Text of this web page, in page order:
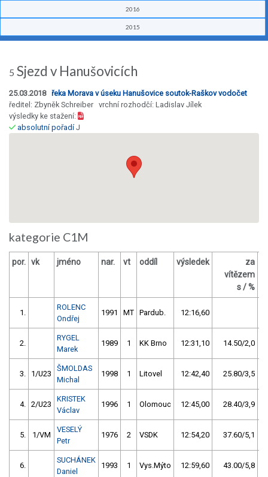
2016
2015
5 Sjezd v Hanušovicích
25.03.2018 řeka Morava v úseku Hanušovice soutok-Raškov vodočet
ředitel: Zbyněk Schreiber vrchní rozhodčí: Ladislav Jílek
výsledky ke stažení:
absolutní pořadíJ
kategorie C1M
por. vk jméno nar. vt oddíl výsledek
za
vítězem
s / %
1.
ROLENC
Ondřej
1991 MT Pardub. 12:16,60
2.
RYGEL
Marek
1989 1 KK Brno 12:31,10 14.50/2,0
3. 1/U23
ŠMOLDAS
Michal
1998 1 Litovel 12:42,40 25.80/3,5
4. 2/U23
KRISTEK
Václav
1996 1 Olomouc 12:45,00 28.40/3,9
5. 1/VM
VESELÝ
Petr
1976 2 VSDK 12:54,20 37.60/5,1
6.
SUCHÁNEK
Daniel
1993 1 Vys.Mýto 12:59,60 43.00/5,8